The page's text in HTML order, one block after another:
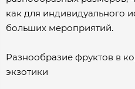
как для индивидуального
больших мероприятий.
Разнообразие фруктов в
экзотики